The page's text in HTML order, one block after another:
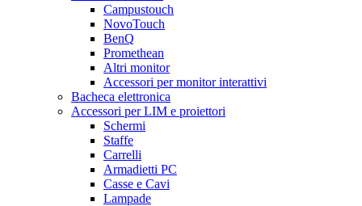
Campustouch
NovoTouch
BenQ
Promethean
Altri monitor
Accessori per monitor interattivi
Bacheca elettronica
Accessori per LIM e proiettori
Schermi
Staffe
Carrelli
Armadietti PC
Casse e Cavi
Lampade